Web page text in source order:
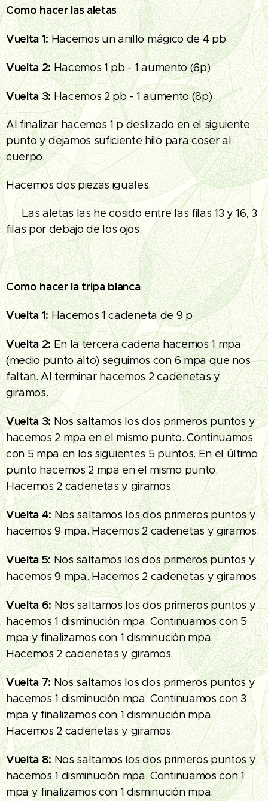
Como hacer las aletas
Vuelta 1:Hacemos un anillo mágico de 4 pb
Vuelta 2:Hacemos 1 pb - 1 aumento (6p)
Vuelta 3:Hacemos 2 pb - 1 aumento (8p)
Al finalizar hacemos 1 p deslizado en el siguiente
punto y dejamos suficiente hilo para coser al
cuerpo.
Hacemos dos piezas iguales.
🧵 Las aletas las he cosido entre las filas 13 y 16, 3
filas por debajo de los ojos.
Como hacer la tripa blanca
Vuelta 1: Hacemos 1 cadeneta de 9 p
Vuelta 2:En la tercera cadena hacemos 1 mpa
(medio punto alto) seguimos con 6 mpa que nos
faltan. Al terminar hacemos 2 cadenetas y
giramos.
Vuelta 3: Nos saltamos los dos primeros puntos y
hacemos 2 mpa en el mismo punto. Continuamos
con 5 mpa en los siguientes 5 puntos. En el último
punto hacemos 2 mpa en el mismo punto.
Hacemos 2 cadenetas y giramos
Vuelta 4:Nos saltamos los dos primeros puntos y
hacemos 9 mpa. Hacemos 2 cadenetas y giramos.
Vuelta 5:Nos saltamos los dos primeros puntos y
hacemos 9 mpa. Hacemos 2 cadenetas y giramos.
Vuelta 6:Nos saltamos los dos primeros puntos y
hacemos 1 disminución mpa. Continuamos con 5
mpa y finalizamos con 1 disminución mpa.
Hacemos 2 cadenetas y giramos.
Vuelta 7:Nos saltamos los dos primeros puntos y
hacemos 1 disminución mpa. Continuamos con 3
mpa y finalizamos con 1 disminución mpa.
Hacemos 2 cadenetas y giramos.
Vuelta 8:Nos saltamos los dos primeros puntos y
hacemos 1 disminución mpa. Continuamos con 1
mpa y finalizamos con 1 disminución mpa.